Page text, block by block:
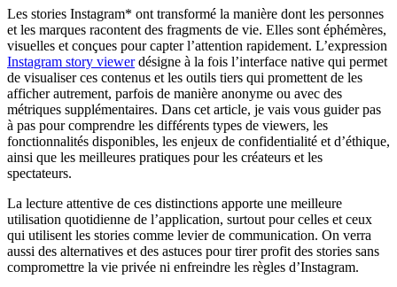
Les stories Instagram* ont transformé la manière dont les personnes
et les marques racontent des fragments de vie. Elles sont éphémères,
visuelles et conçues pour capter l’attention rapidement. L’expression
Instagram story viewerdésigne à la fois l’interface native qui permet
de visualiser ces contenus et les outils tiers qui promettent de les
afficher autrement, parfois de manière anonyme ou avec des
métriques supplémentaires. Dans cet article, je vais vous guider pas
à pas pour comprendre les différents types de viewers, les
fonctionnalités disponibles, les enjeux de confidentialité et d’éthique,
ainsi que les meilleures pratiques pour les créateurs et les
spectateurs.
La lecture attentive de ces distinctions apporte une meilleure
utilisation quotidienne de l’application, surtout pour celles et ceux
qui utilisent les stories comme levier de communication. On verra
aussi des alternatives et des astuces pour tirer profit des stories sans
compromettre la vie privée ni enfreindre les règles d’Instagram.